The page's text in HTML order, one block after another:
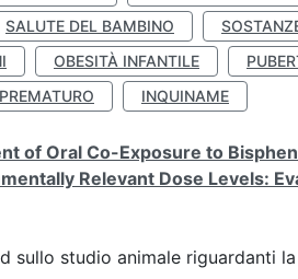
SALUTE DEL BAMBINO
OBESITÀ INFANTILE
INQUINAME
of Oral Co-Exposure to
Relevant Dose Levels:
sullo studio animale riguardanti